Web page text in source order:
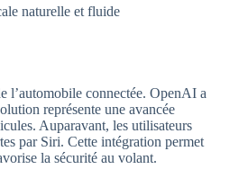
naturelle et fluide
l’automobile connectée. OpenAI a
représente une avancée
Auparavant, les utilisateurs
par Siri. Cette intégration permet
la sécurité au volant.